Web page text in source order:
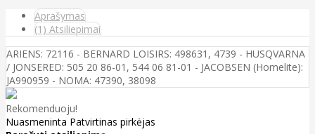
Aprašymas
(1) Atsiliepimai
ARIENS: 72116 - BERNARD LOISIRS: 498631, 4739 - HUSQVARNA
/ JONSERED: 505 20 86-01, 544 06 81-01 - JACOBSEN (Homelite):
JA990959 - NOMA: 47390, 38098
Rekomenduoju!
Nuasmeninta Patvirtinas pirkėjas